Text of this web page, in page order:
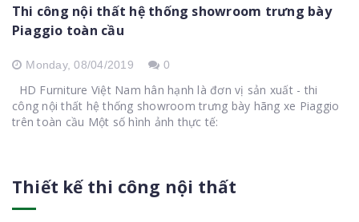
Thi công nội thất hệ thống showroom trưng bày
Piaggio toàn cầu
Monday,08/04/2019 0
HD Furniture Việt Nam hân hạnh là đơn vị sản xuất - thi
công nội thất hệ thống showroom trưng bày hãng xe Piaggio
trên toàn cầu Một số hình ảnh thực tế:
Thiết kế thi công nội thất